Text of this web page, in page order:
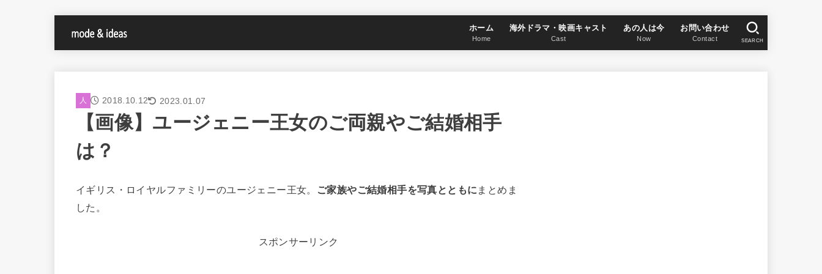
ホーム
Home
海外ドラマ・映画キャスト
Cast
あの人は今
Now
お問い合わせ
Contact SEARCH
人 2018.10.12 2023.01.07
【画像】ユージェニー王女のご両親やご結婚相手
は？
イギリス・ロイヤルファミリーのユージェニー王女。 ご家族やご結婚相手を写真とともに まとめま
した。
スポンサーリンク